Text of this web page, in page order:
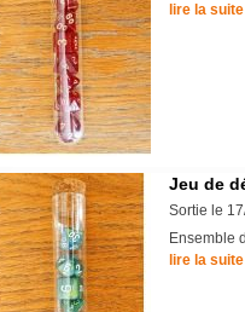
lire la suite
Jeu de
Sortie le
Ensemble
lire la suite